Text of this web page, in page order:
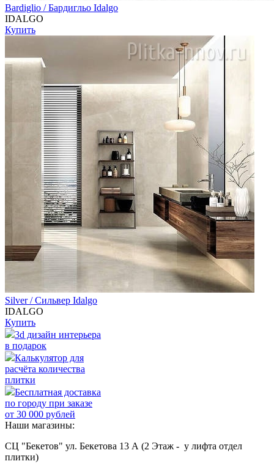
Bardiglio / Бардигльо Idalgo
IDALGO
Купить
Silver / Сильвер Idalgo
IDALGO
Купить
3d дизайн интерьера
в подарок
Калькулятор для
расчёта количества
плитки
Бесплатная доставка
по городу при заказе
от 30 000 рублей
Наши магазины:
СЦ "Бекетов" ул. Бекетова 13 А (2 Этаж - у лифта отдел
плитки)